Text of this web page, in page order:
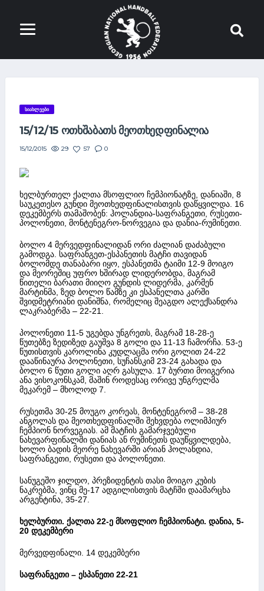
ᲡᲘᲐᲮᲚᲔᲔᲑᲘ
15/12/15 ᲝᲗᲮᲨᲐᲑᲐᲗᲡ ᲛᲔᲝᲗᲮᲔᲓᲤᲘᲜᲐᲚᲘᲐ
15/12/2015 29 57 0
ხელბურთელ ქალთა მსოფლიო ჩემპიონატზე, დანიაში, 8
საუკეთესო გუნდი მეოთხედფინალისთვის დაწყვილდა. 16
დეკემბერს თამაშობენ: ჰოლანდია-საფრანგეთი, რუსეთი-
პოლონეთი, მონტენეგრო-ნორვეგია და დანია-რუმინეთი.
ბოლო 4 მერვედფინალიდან ორი ძალიან დაძაბული
გამოდგა. საფრანგეთ-ესპანეთის მატჩი თავიდან
ბოლომდე თანაბარი იყო, ესპანეთმა ტაიმი 12-9 მოიგო
და მეორეშიც უფრო ხშირად ლიდერობდა, მაგრამ
წითელი ბარათი მიიღო გუნდის ლიდერმა, კარმენ
მარტინმა, ზედ ბოლო წამზე კი ესპანელთა კარში
შვიდმეტრიანი დანიშნა, რომელიც შეაგდო ალექსანდრა
ლაკრაბერმა – 22-21.
პოლონეთი 11-5 უგებდა უნგრეთს, მაგრამ 18-28-ე
წუთებზე ზედიზედ გაუშვა 8 გოლი და 11-13 ჩამორჩა. 53-ე
წუთისთვის კაროლინა კუდლაცმა ორი გოლით 24-22
დააწინაურა პოლონეთი, სუჩანსკიმ 23-24 გახადა და
ბოლო 6 წუთი გოლი აღრ გასულა. 17 ბურთი მოიგერია
ანა ვისოკონსკამ, მაშინ როდესაც ორივე უნგრელმა
მეკარემ – მხოლოდ 7.
რუსეთმა 30-25 მოუგო კორეას, მონტენეგრომ – 38-28
ანგოლას და მეოთხედფინალში შეხვდება ოლიმპიურ
ჩემპიონ ნორვეგიას. ამ მატჩის გამარჯვებული
ნახევარფინალში დანიას ან რუმინეთს დაუწყვილდება,
ხოლო ბადის მეორე ნახევარში არიან ჰოლანდია,
საფრანგეთი, რუსეთი და პოლონეთი.
სანუგეშო ჯილდო, პრეზიდენტის თასი მოიგო კუბის
ნაკრებმა, ვინც მე-17 ადგილისთვის მატჩში დაამარცხა
არგენტინა, 35-27.
ხელბურთი. ქალთა 22-ე მსოფლიო ჩემპიონატი. დანია, 5-
20 დეკემბერი
მერვედფინალი. 14 დეკემბერი
საფრანგეთი – ესპანეთი 22-21